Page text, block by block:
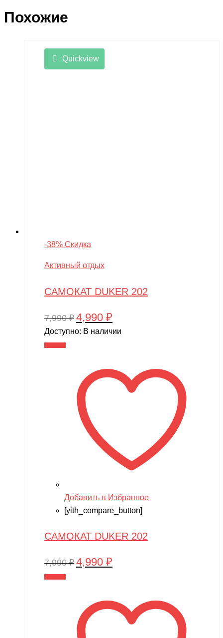
Похожие
Quickview
-38% Скидка
Активный отдых
САМОКАТ DUKER 202
7,990₽ Первоначальная
цена
4,990 ₽
цена:
Доступно: В наличии
Добавить в Избранное
[yith_compare_button]
САМОКАТ DUKER 202
7,990₽ Первоначальная
7,990 ₽.
4,990 ₽